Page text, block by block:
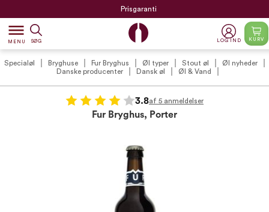
Prisgaranti
dehaze
MENU SØG LOG IND KURV
Specialøl Bryghuse Fur Bryghus Øl typer Stout øl
Øl nyheder
Danske producenter
Dansk øl Øl & Vand
3.8af 5 anmeldelser
Fur Bryghus, Porter